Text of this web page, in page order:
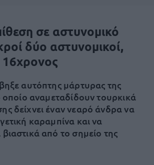
σε αστυνομικό
δύο αστυνομικοί,
αυτόπτης μάρτυρας της
οποίο αναμεταδίδουν τουρκικά
δείχνει έναν νεαρό άνδρα να
καραμπίνα και να
από το σημείο της